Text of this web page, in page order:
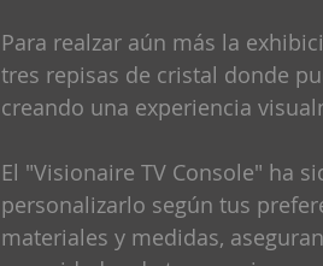
Para realzar aún más la
tres repisas de cristal donde
creando una experiencia
El "Visionaire TV Console" ha
personalizarlo según tus
materiales y medidas,